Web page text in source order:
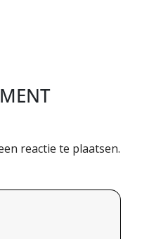
reactie te plaatsen.